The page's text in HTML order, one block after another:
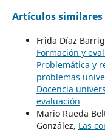
Artículos similares
Frida Díaz
Formación y
Problemática y
problemas
Docencia
evaluación
Mario Rueda
González, Las